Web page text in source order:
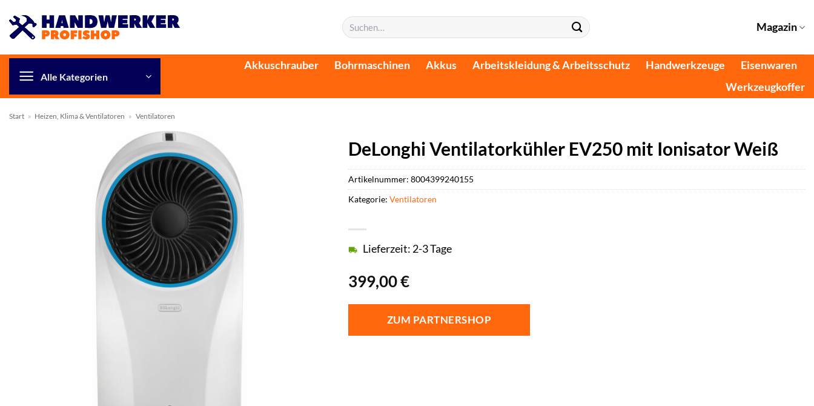
Inhalt
springen
Suchen
nach:
Magazin
Alle Kategorien
Akkuschrauber Bohrmaschinen Akkus Arbeitskleidung & Arbeitsschutz Handwerkzeuge
Eisenwaren
Werkzeugkoffer
Start » Heizen, Klima & Ventilatoren » Ventilatoren
DeLonghi Ventilatorkühler EV250 mit Ionisator Weiß
399,00€
Lieferzeit: 2-3 Tage
ZUM PARTNERSHOP
Artikelnummer: 8004399240155
Kategorie: Ventilatoren